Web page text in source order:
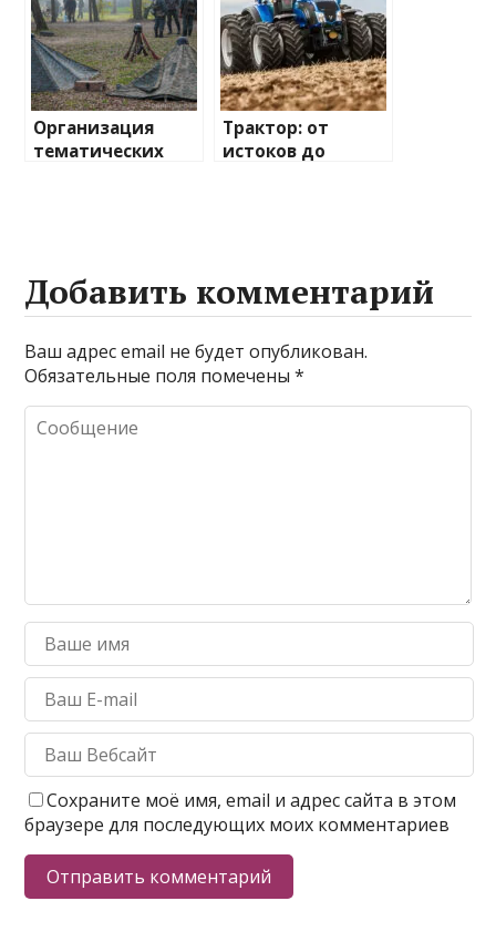
Организация
тематических
Трактор: от
истоков до
Добавить комментарий
Ваш адрес email не будет опубликован.
Обязательные поля помечены*
Сохраните моё имя, email и адрес сайта в этом
браузере для последующих моих комментариев